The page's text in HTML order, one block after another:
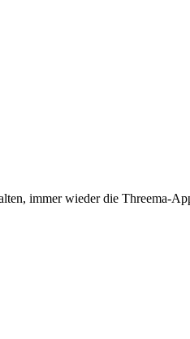
immer wieder die Threema-